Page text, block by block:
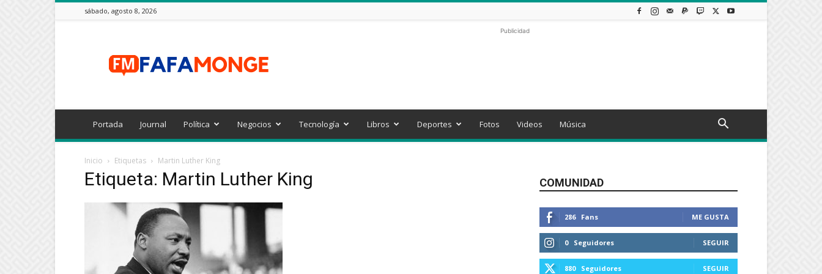
sábado, agosto 8, 2026
Publicidad
Portada Journal Política Negocios Tecnología Libros Deportes Fotos Videos Música
Inicio Etiquetas Martin Luther King
Etiqueta: Martin Luther King COMUNIDAD
286 Fans ME GUSTA
0 Seguidores SEGUIR
880 Seguidores SEGUIR